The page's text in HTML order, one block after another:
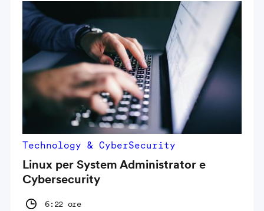
Technology & CyberSecurity
Linux per System Administrator e
Cybersecurity
6:22 ore